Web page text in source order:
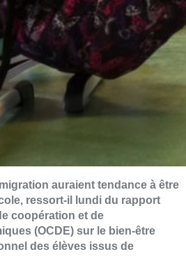
auraient tendance à être
ressort-il lundi du rapport
coopération et de
(OCDE) sur le bien-être
des élèves issus de